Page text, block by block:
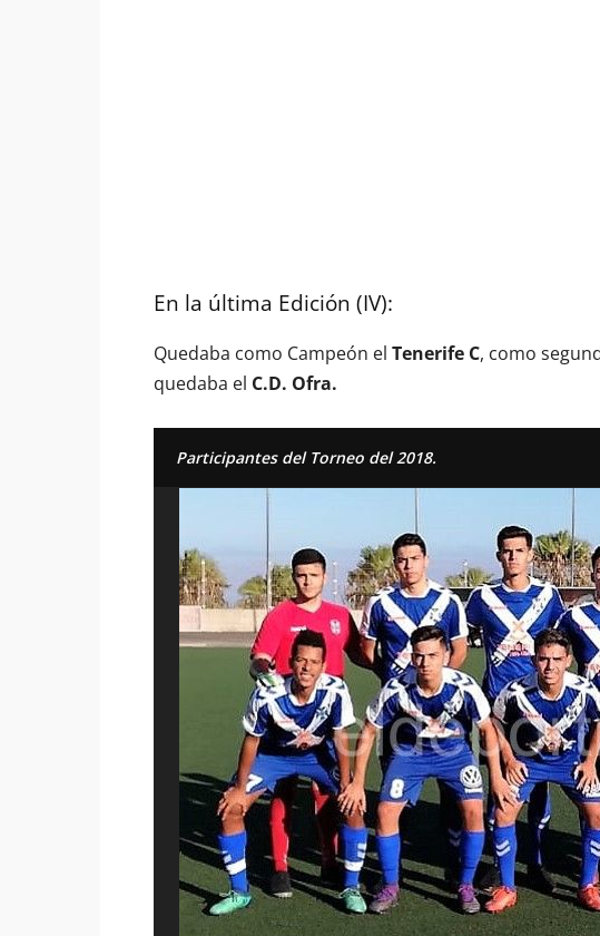
En la última Edición (IV):
Quedaba como Campeón el Tenerife C, como
quedaba el C.D. Ofra.
Participantes del Torneo del 2018.